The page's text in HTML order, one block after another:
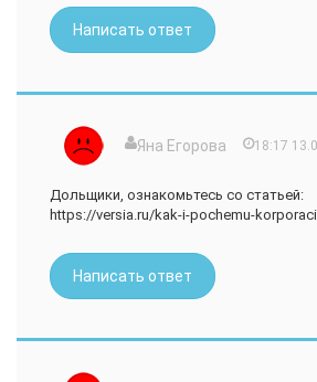
Написать ответ
Яна Егорова 18:17
Дольщики, ознакомьтесь со статьей:
https://versia.ru/kak-i-pochemu-
Написать ответ